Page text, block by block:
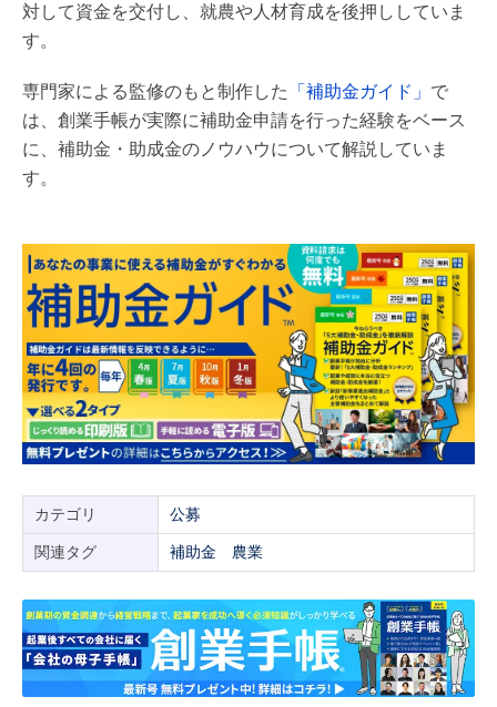
対して資金を交付し、就農や人材育成を後押ししていま
す。
専門家による監修のもと制作した 「補助金ガイド」 で
は、創業手帳が実際に補助金申請を行った経験をベース
に、補助金・助成金のノウハウについて解説していま
す。
カテゴリ 公募
関連タグ 補助金 農業